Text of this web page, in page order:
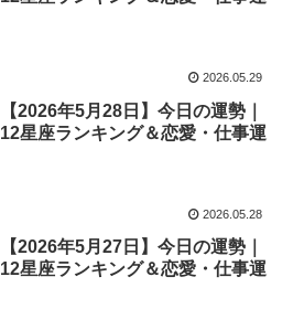
2026.05.29
【2026年5月28日】今日の運勢｜
12星座ランキング＆恋愛・仕事運
2026.05.28
【2026年5月27日】今日の運勢｜
12星座ランキング＆恋愛・仕事運